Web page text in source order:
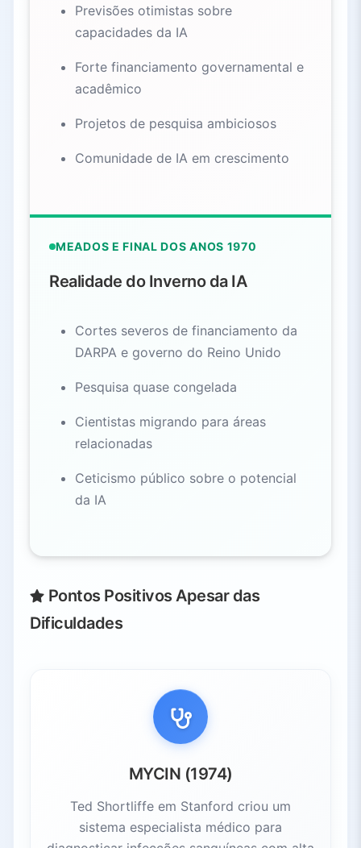
Previsões otimistas sobre
capacidades da IA
Forte financiamento governamental e
acadêmico
Projetos de pesquisa ambiciosos
Comunidade de IA em crescimento
MEADOS E FINAL DOS ANOS 1970
Realidade do Inverno da IA
Cortes severos de financiamento da
DARPA e governo do Reino Unido
Pesquisa quase congelada
Cientistas migrando para áreas
relacionadas
Ceticismo público sobre o potencial
da IA
Pontos Positivos Apesar das
Dificuldades
MYCIN (1974)
Ted Shortliffe em Stanford criou um
sistema especialista médico para